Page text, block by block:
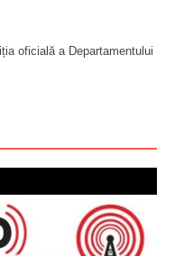
oficială a Departamentului